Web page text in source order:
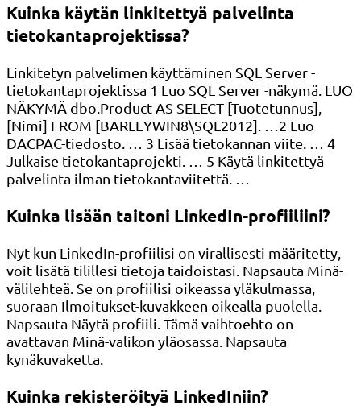
Kuinka käytän linkitettyä palvelinta
tietokantaprojektissa?
Linkitetyn palvelimen käyttäminen SQL Server -
tietokantaprojektissa 1 Luo SQL Server -näkymä. LUO
NÄKYMÄ dbo.Product AS SELECT [Tuotetunnus],
[Nimi] FROM [BARLEYWIN8\SQL2012]. …2 Luo
DACPAC-tiedosto. … 3 Lisää tietokannan viite. … 4
Julkaise tietokantaprojekti. … 5 Käytä linkitettyä
palvelinta ilman tietokantaviitettä. …
Kuinka lisään taitoni LinkedIn-profiiliini?
Nyt kun LinkedIn-profiilisi on virallisesti määritetty,
voit lisätä tilillesi tietoja taidoistasi. Napsauta Minä-
välilehteä. Se on profiilisi oikeassa yläkulmassa,
suoraan Ilmoitukset-kuvakkeen oikealla puolella.
Napsauta Näytä profiili. Tämä vaihtoehto on
avattavan Minä-valikon yläosassa. Napsauta
kynäkuvaketta.
Kuinka rekisteröityä LinkedIniin?